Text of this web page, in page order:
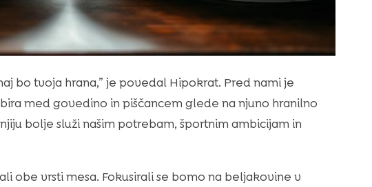
bo tvoja hrana,” je povedal Hipokrat. Pred nami je
med govedino in piščancem glede na njuno hranilno
bolje služi našim potrebam, športnim ambicijam in
obe vrsti mesa. Fokusirali se bomo na beljakovine v